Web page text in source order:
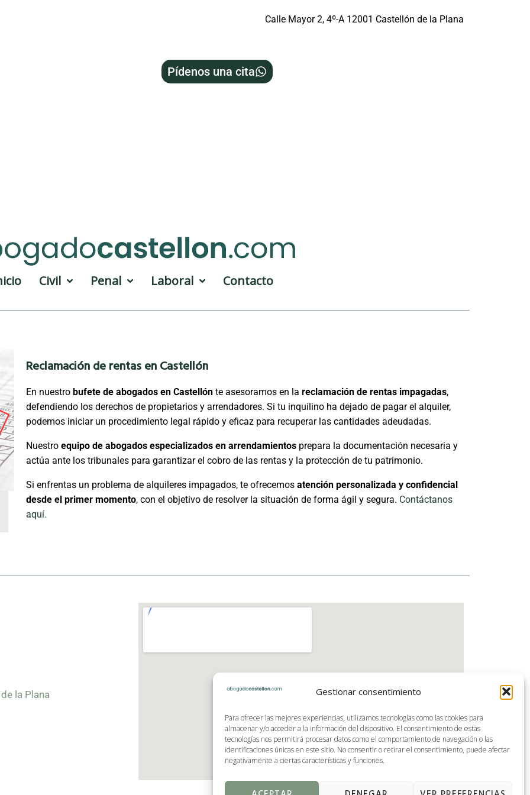
Gestionar consentimiento
Para ofrecer las mejores experiencias, utilizamos tecnologías como las cookies para
almacenar y/o acceder a la información del dispositivo. El consentimiento de estas
tecnologías nos permitirá procesar datos como el comportamiento de navegación o las
identificaciones únicas en este sitio. No consentir o retirar el consentimiento, puede afectar
negativamente a ciertas características y funciones.
Calle Mayor 2, 4º-A 12001 Castellón de la Plana
Pídenos una cita
Civil Penal Laboral Contacto
Reclamación de rentas en Castellón
En nuestro bufete de abogados en Castellónte asesoramos en la reclamación de rentas impagadas,
defendiendo los derechos de propietarios y arrendadores. Si tu inquilino ha dejado de pagar el alquiler,
podemos iniciar un procedimiento legal rápido y eficaz para recuperar las cantidades adeudadas.
Nuestro equipo de abogados especializados en arrendamientosprepara la documentación necesaria y
actúa ante los tribunales para garantizar el cobro de las rentas y la protección de tu patrimonio.
Si enfrentas un problema de alquileres impagados, te ofrecemos atención personalizada y confidencial
desde el primer momento, con el objetivo de resolver la situación de forma ágil y segura. Contáctanos
aquí.
la Plana